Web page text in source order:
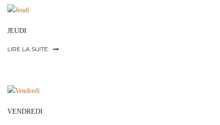
JEUDI
LIRE LA SUITE
VENDREDI